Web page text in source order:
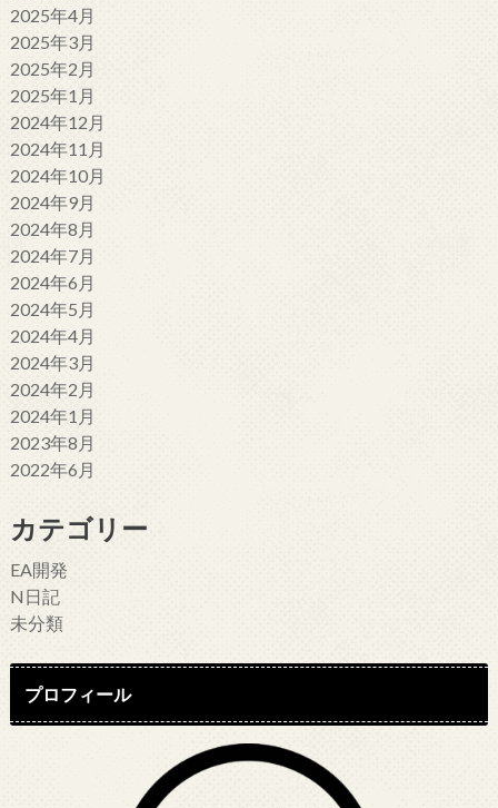
2025年4月
2025年3月
2025年2月
2025年1月
2024年12月
2024年11月
2024年10月
2024年9月
2024年8月
2024年7月
2024年6月
2024年5月
2024年4月
2024年3月
2024年2月
2024年1月
2023年8月
2022年6月
カテゴリー
EA開発
N日記
未分類
プロフィール